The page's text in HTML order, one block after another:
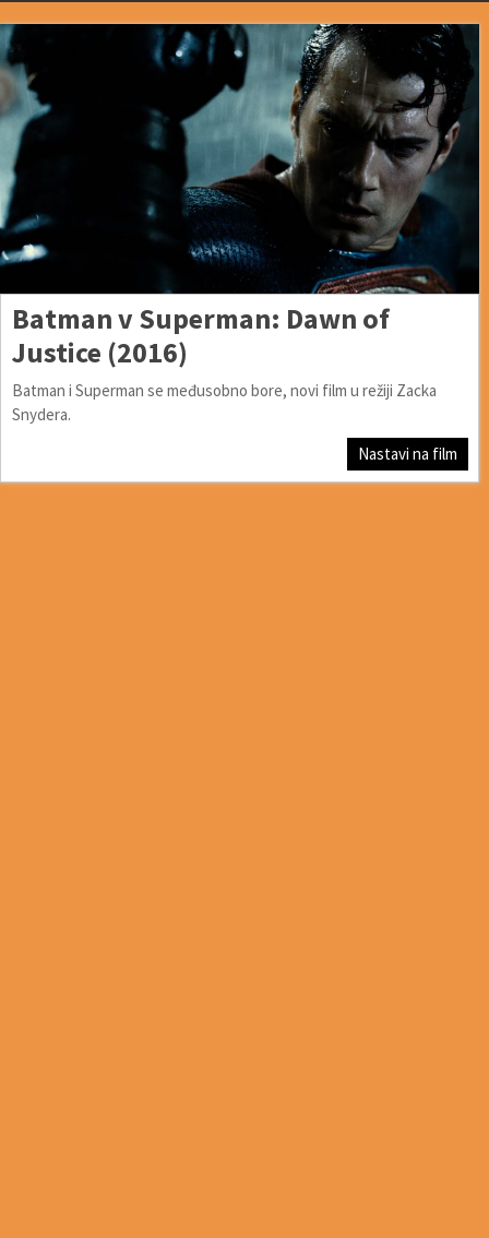
Batman v Superman: Dawn of
Justice (2016)
Batman i Superman se međusobno bore, novi film u režiji Zacka
Snydera.
Nastavi na film